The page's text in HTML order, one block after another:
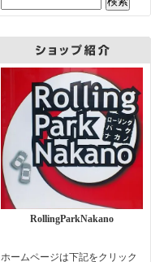
RollingParkNakano
ホームページは下記をクリック